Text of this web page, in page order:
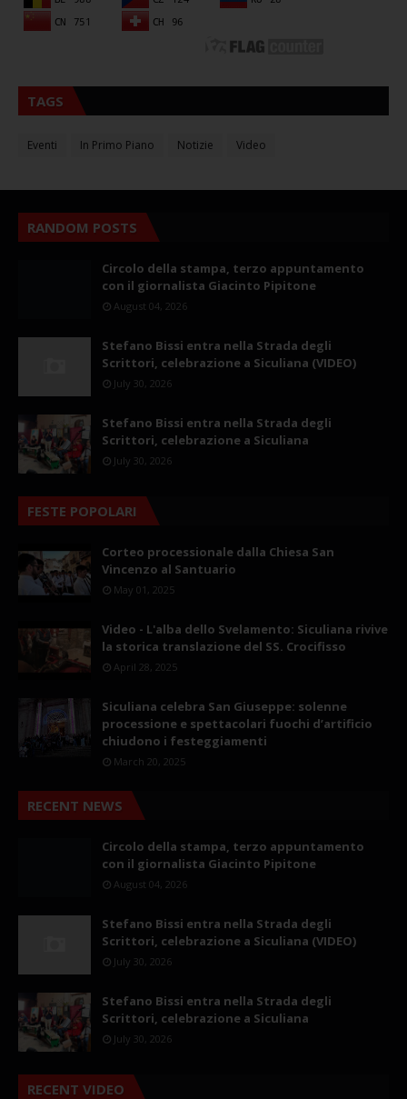
TAGS
Eventi In Primo Piano Notizie Video
RANDOM POSTS
Circolo della stampa, terzo appuntamento
con il giornalista Giacinto Pipitone
August 04, 2026
Stefano Bissi entra nella Strada degli
Scrittori, celebrazione a Siculiana (VIDEO)
July 30, 2026
Stefano Bissi entra nella Strada degli
Scrittori, celebrazione a Siculiana
July 30, 2026
FESTE POPOLARI
Corteo processionale dalla Chiesa San
Vincenzo al Santuario
May 01, 2025
Video - L'alba dello Svelamento: Siculiana rivive
la storica translazione del SS. Crocifisso
April 28, 2025
Siculiana celebra San Giuseppe: solenne
processione e spettacolari fuochi d’artificio
chiudono i festeggiamenti
March 20, 2025
RECENT NEWS
Circolo della stampa, terzo appuntamento
con il giornalista Giacinto Pipitone
August 04, 2026
Stefano Bissi entra nella Strada degli
Scrittori, celebrazione a Siculiana (VIDEO)
July 30, 2026
Stefano Bissi entra nella Strada degli
Scrittori, celebrazione a Siculiana
July 30, 2026
RECENT VIDEO